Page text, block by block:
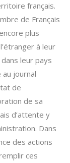
français.
de Français
plus
à leur
leur pays
journal
de
de sa
d’attente y
Dans
des actions
ces